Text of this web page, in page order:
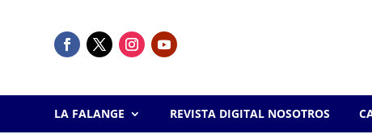
LA FALANGE REVISTA DIGITAL NOSOTROS